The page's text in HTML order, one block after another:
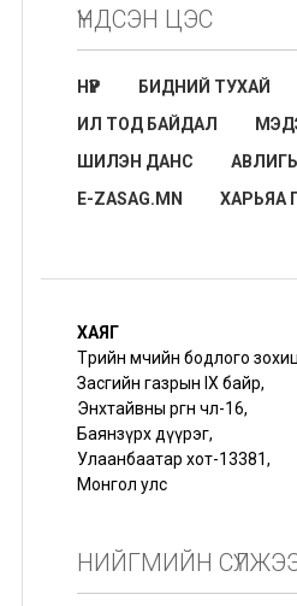
ҮНДСЭН ЦЭС
НҮҮР БИДНИЙ ТУХАЙ
ИЛ ТОД БАЙДАЛ
ШИЛЭН ДАНС
E-ZASAG.MN
ХАРЬЯА
ХАЯГ
Төрийн өмчийн бодлого
Засгийн газрын IX байр,
Энхтайвны өргөн чөлөө-16,
Баянзүрх дүүрэг,
Улаанбаатар хот-13381,
Монгол улс
НИЙГМИЙН